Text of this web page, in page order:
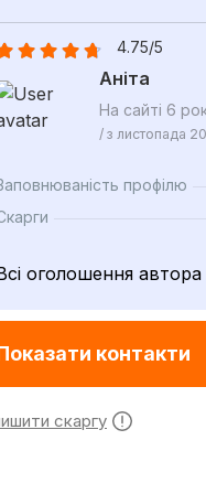
4.75/5
Аніта
На сайті 6
/ з листопада
профілю
оголошення автора
контакти
скаргу